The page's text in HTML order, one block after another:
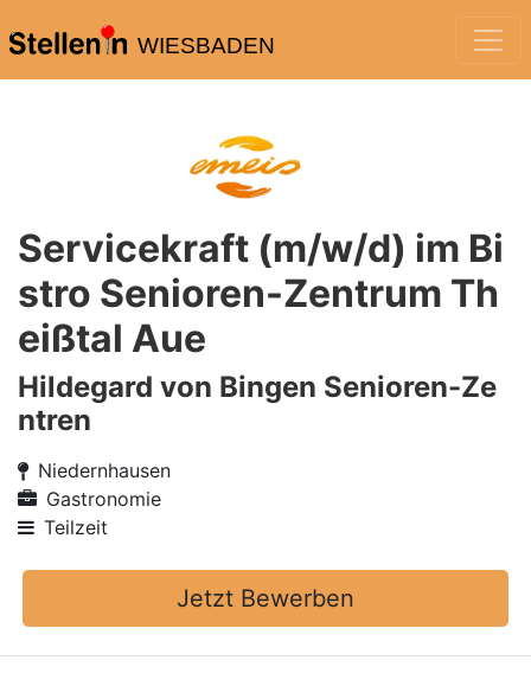
WIESBADEN
Servicekraft (m/w/d) im Bi
stro Senioren-Zentrum Th
eißtal Aue
Hildegard von Bingen Senioren-Ze
ntren
Niedernhausen
Gastronomie
Teilzeit
Jetzt Bewerben